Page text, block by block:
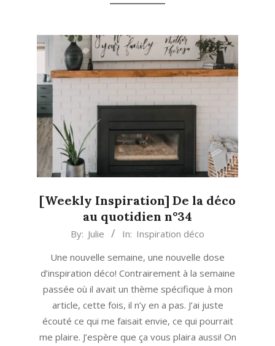
[Weekly Inspiration] De la déco
au quotidien n°34
By: Julie In: Inspiration déco
Une nouvelle semaine, une nouvelle dose
d’inspiration déco! Contrairement à la semaine
passée où il avait un thème spécifique à mon
article, cette fois, il n’y en a pas. J’ai juste
écouté ce qui me faisait envie, ce qui pourrait
me plaire. J’espère que ça vous plaira aussi! On